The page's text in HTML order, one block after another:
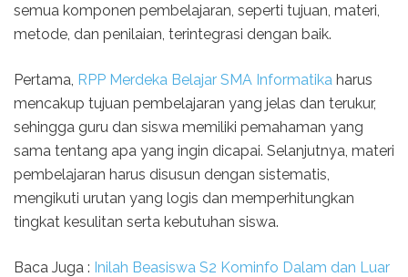
semua komponen pembelajaran, seperti tujuan, materi,
metode, dan penilaian, terintegrasi dengan baik.
Pertama, RPP Merdeka Belajar SMA Informatika harus
mencakup tujuan pembelajaran yang jelas dan terukur,
sehingga guru dan siswa memiliki pemahaman yang
sama tentang apa yang ingin dicapai. Selanjutnya, materi
pembelajaran harus disusun dengan sistematis,
mengikuti urutan yang logis dan memperhitungkan
tingkat kesulitan serta kebutuhan siswa.
Baca Juga : Inilah Beasiswa S2 Kominfo Dalam dan Luar